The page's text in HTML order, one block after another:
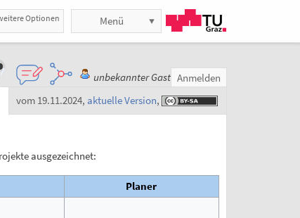
Optionen Menü
unbekannter Gast Anmelden
vom 19.11.2024, aktuelle Version,
ausgezeichnet:
Planer